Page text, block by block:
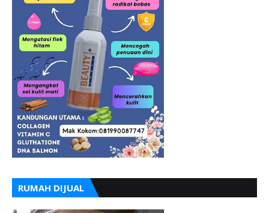
RUMAH DIJUAL